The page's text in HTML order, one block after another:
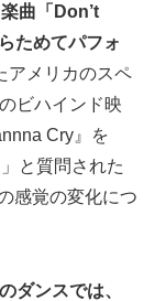
曲「Don’t
ためてパフォ
アメリカのスペ
ビハインド映
Cry』を
と質問された
感覚の変化につ
ダンスでは、